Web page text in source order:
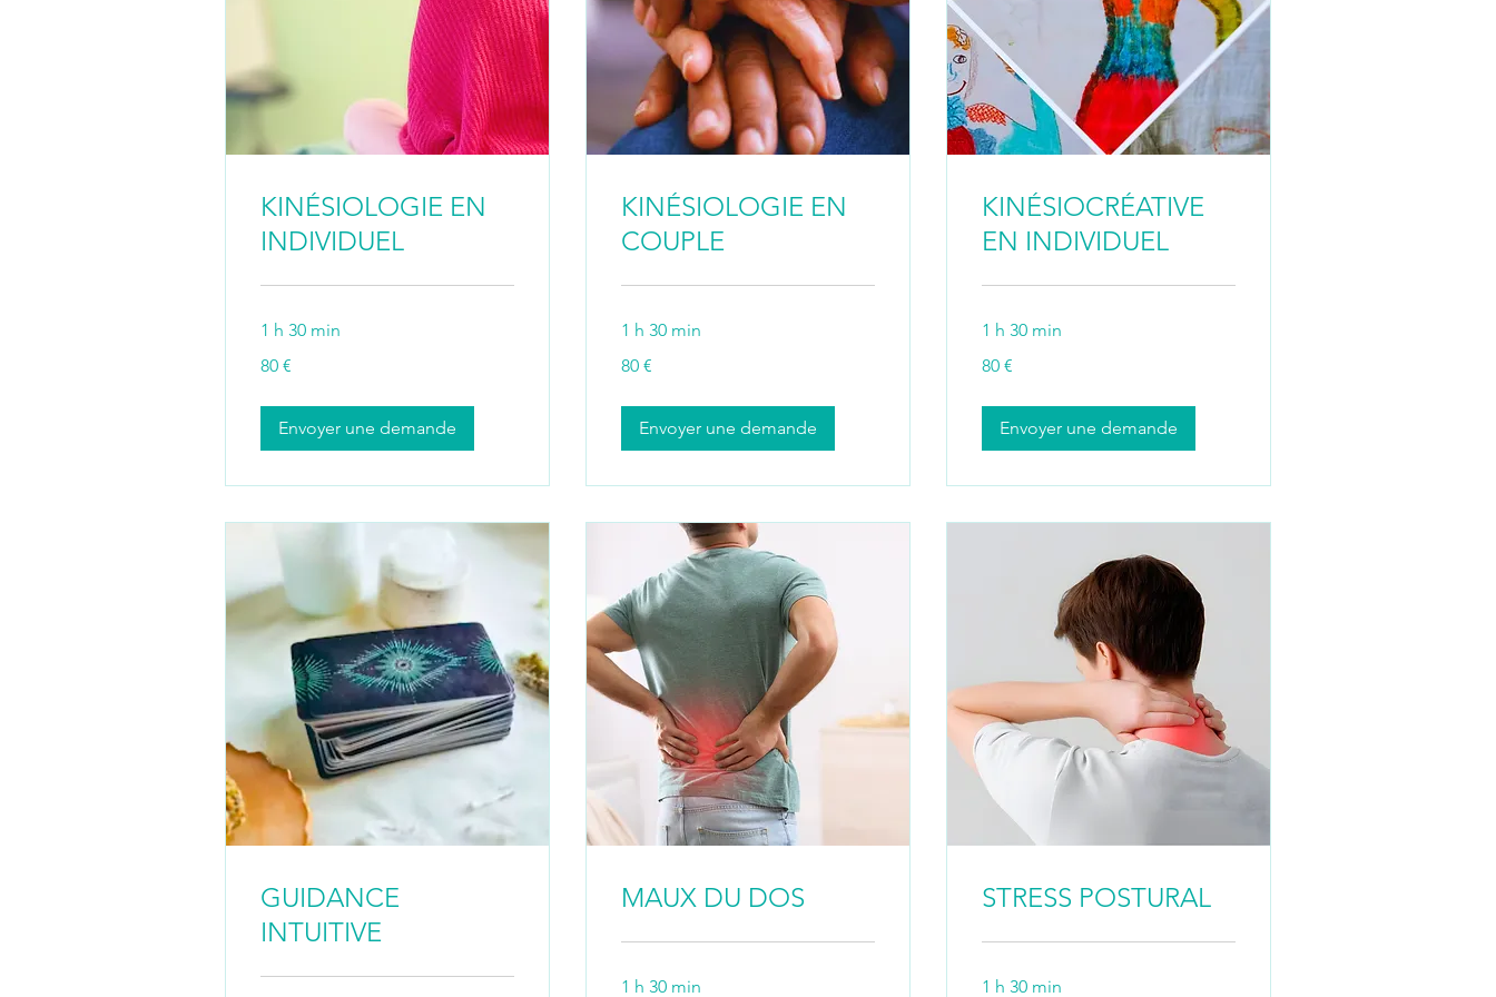
KINÉSIOLOGIE EN
INDIVIDUEL
1 h 30 min
euros
80 €
Envoyer une demande
KINÉSIOLOGIE EN
COUPLE
1 h 30 min
euros
80 €
Envoyer une demande
KINÉSIOCRÉATIVE
EN INDIVIDUEL
1 h 30 min
euros
80 €
Envoyer une demande
GUIDANCE
INTUITIVE
MAUX DU DOS
1 h 30 min
STRESS POSTURAL
1 h 30 min